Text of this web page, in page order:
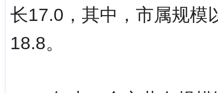
长17.0，其中，市属规模
18.8。